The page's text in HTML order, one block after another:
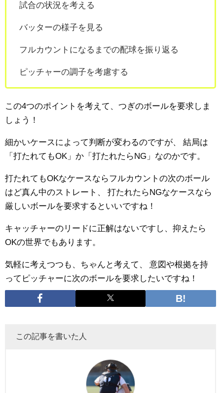
試合の状況を考える
バッターの様子を見る
フルカウントになるまでの配球を振り返る
ピッチャーの調子を考慮する
この4つのポイントを考えて、つぎのボールを要求しま
しょう！
細かいケースによって判断が変わるのですが、
結局は
「打たれてもOK」か「打たれたらNG」なのかです。
打たれてもOKなケースならフルカウントの次のボール
はど真ん中のストレート、
打たれたらNGなケースなら
厳しいボールを要求するといいですね！
キャッチャーのリードに正解はないですし、抑えたら
OKの世界でもあります。
気軽に考えつつも、ちゃんと考えて、
意図や根拠を持
ってピッチャーに次のボールを要求したいですね！
この記事を書いた人